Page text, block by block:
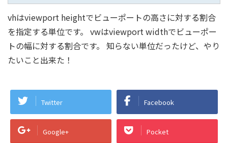
vhはviewport heightでビューポートの高さに対する割合
を指定する単位です。 vwはviewport widthでビューポー
トの幅に対する割合です。 知らない単位だったけど、やり
たいこと出来た！
Twitter Facebook
Google+ Pocket